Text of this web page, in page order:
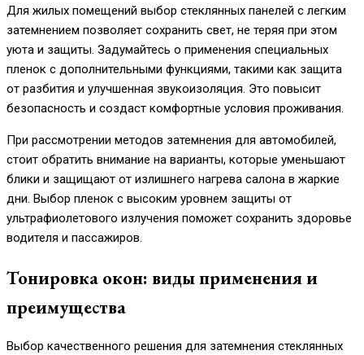
Для жилых помещений выбор стеклянных панелей с легким
затемнением позволяет сохранить свет, не теряя при этом
уюта и защиты. Задумайтесь о применения специальных
пленок с дополнительными функциями, такими как защита
от разбития и улучшенная звукоизоляция. Это повысит
безопасность и создаст комфортные условия проживания.
При рассмотрении методов затемнения для автомобилей,
стоит обратить внимание на варианты, которые уменьшают
блики и защищают от излишнего нагрева салона в жаркие
дни. Выбор пленок с высоким уровнем защиты от
ультрафиолетового излучения поможет сохранить здоровье
водителя и пассажиров.
Тонировка окон: виды применения и
преимущества
Выбор качественного решения для затемнения стеклянных